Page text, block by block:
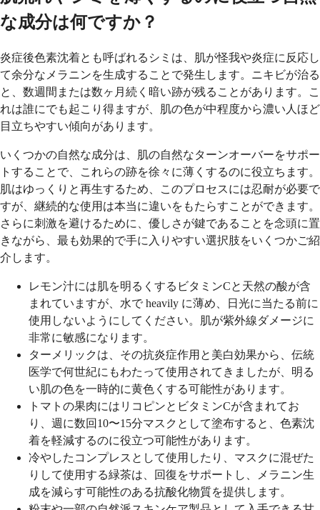
な成分は何ですか？
炎症後色素沈着とも呼ばれるシミは、肌が怪我や炎症に反応し
て余分なメラニンを生成することで発生します。ニキビが治る
と、数週間または数ヶ月続く暗い跡が残ることがあります。こ
れは誰にでも起こり得ますが、肌の色が中程度から濃い人ほど
目立ちやすい傾向があります。
いくつかの自然な成分は、肌の自然なターンオーバーをサポー
トすることで、これらの跡を徐々に薄くするのに役立ちます。
肌はゆっくりと再生するため、このプロセスには忍耐が必要で
すが、継続的な使用は本当に違いをもたらすことができます。
さらに刺激を避けるために、優しさが鍵であることを念頭に置
きながら、最も効果的で手に入りやすい選択肢をいくつかご紹
介します。
レモン汁には肌を明るくするビタミンCと天然の酸が含
まれていますが、水で heavily に薄め、日光に当たる前に
使用しないようにしてください。肌が紫外線ダメージに
非常に敏感になります。
ターメリックは、その抗炎症作用と美白効果から、伝統
医学で何世紀にもわたって使用されてきましたが、明る
い肌の色を一時的に黄色くする可能性があります。
トマトの果肉にはリコピンとビタミンCが含まれてお
り、週に数回10〜15分マスクとして塗布すると、色素沈
着を軽減するのに役立つ可能性があります。
冷やしたコンプレスとして使用したり、マスクに混ぜた
りして使用する緑茶は、回復をサポートし、メラニン生
成を減らす可能性のある抗酸化物質を提供します。